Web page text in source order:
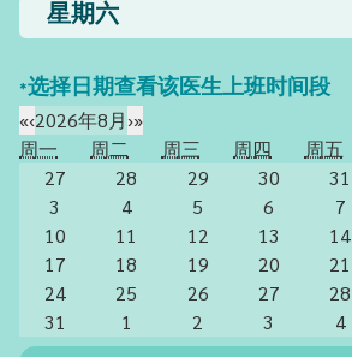
星期六
*选择日期查看该医生上班时间段
«‹2026年8月›»
周一
周二 周三 周四 周五
27
28 29 30 31
3
4 5 6 7
10
11 12 13 14
17
18 19 20 21
24
25 26 27 28
31
1 2 3 4